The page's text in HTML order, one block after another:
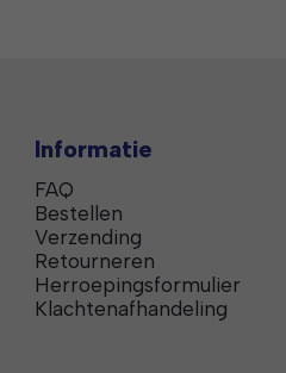
Informatie
FAQ
Bestellen
Verzending
Retourneren
Herroepingsformulier
Klachtenafhandeling